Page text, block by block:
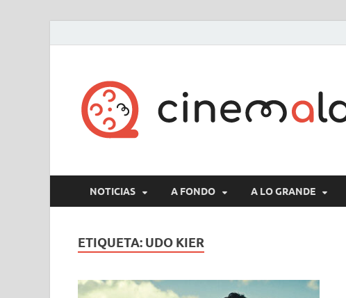
NOTICIAS A FONDO A LO GRANDE
ETIQUETA: UDO KIER